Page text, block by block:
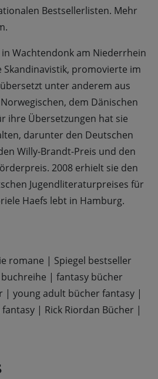
Bestsellerlisten. Mehr
Wachtendonk am Niederrhein
Skandinavistik, promovierte im
unter anderem aus
dem Dänischen
ihre Übersetzungen hat sie
darunter den Deutschen
Willy-Brandt-Preis und den
2008 erhielt sie den
Jugendliteraturpreises für
Haefs lebt in Hamburg.
romane | Spiegel bestseller
| fantasy bücher
| young adult bücher fantasy |
| Rick Riordan Bücher |